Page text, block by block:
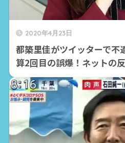
2020年4月23日
都築里佳がツイッターで不
算2回目の誤爆！ネットの